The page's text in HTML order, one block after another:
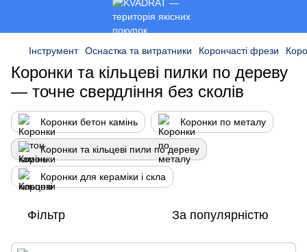
Інструмент Оснастка та витратники Корончасті фрези
Коронки та кільцеві пилки по дереву
— точне свердління без сколів
Коронки бетон камінь Коронки по металу
Коронки та кільцеві пили по дереву
Коронки для кераміки і скла
Фільтр За популярністю